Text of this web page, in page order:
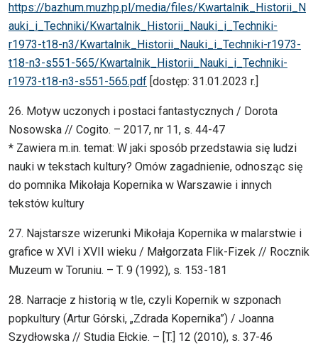
https://bazhum.muzhp.pl/media/files/Kwartalnik_Historii_N
auki_i_Techniki/Kwartalnik_Historii_Nauki_i_Techniki-
r1973-t18-n3/Kwartalnik_Historii_Nauki_i_Techniki-r1973-
t18-n3-s551-565/Kwartalnik_Historii_Nauki_i_Techniki-
r1973-t18-n3-s551-565.pdf [dostęp: 31.01.2023 r.]
26. Motyw uczonych i postaci fantastycznych / Dorota
Nosowska // Cogito. – 2017, nr 11, s. 44-47
* Zawiera m.in. temat: W jaki sposób przedstawia się ludzi
nauki w tekstach kultury? Omów zagadnienie, odnosząc się
do pomnika Mikołaja Kopernika w Warszawie i innych
tekstów kultury
27. Najstarsze wizerunki Mikołaja Kopernika w malarstwie i
grafice w XVI i XVII wieku / Małgorzata Flik-Fizek // Rocznik
Muzeum w Toruniu. – T. 9 (1992), s. 153-181
28. Narracje z historią w tle, czyli Kopernik w szponach
popkultury (Artur Górski, „Zdrada Kopernika”) / Joanna
Szydłowska // Studia Ełckie. – [T.] 12 (2010), s. 37-46